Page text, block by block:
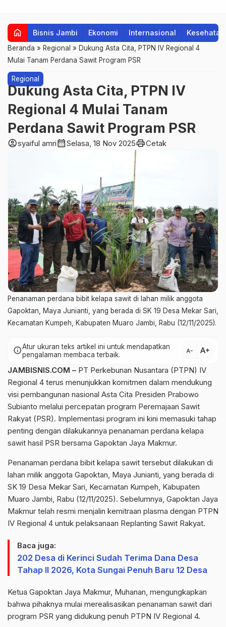
home Bisnis Jambi Ekonomi Internasional Kesehatan
Beranda » Regional » Dukung Asta Cita, PTPN IV Regional 4
Mulai Tanam Perdana Sawit Program PSR
Regional
Dukung Asta Cita, PTPN IV
Regional 4 Mulai Tanam
Perdana Sawit Program PSR
account_circlesyaiful amricalendar_monthSelasa, 18 Nov 2025printCetak
Penanaman perdana bibit kelapa sawit di lahan milik anggota
Gapoktan, Maya Junianti, yang berada di SK 19 Desa Mekar Sari,
Kecamatan Kumpeh, Kabupaten Muaro Jambi, Rabu (12/11/2025).
infoAtur ukuran teks artikel ini untuk mendapatkan
pengalaman membaca terbaik.
text_decrease text_increase
JAMBISNIS.COM – PT Perkebunan Nusantara (PTPN) IV
Regional 4 terus menunjukkan komitmen dalam mendukung
visi pembangunan nasional Asta Cita Presiden Prabowo
Subianto melalui percepatan program Peremajaan Sawit
Rakyat (PSR). Implementasi program ini kini memasuki tahap
penting dengan dilakukannya penanaman perdana kelapa
sawit hasil PSR bersama Gapoktan Jaya Makmur.
Penanaman perdana bibit kelapa sawit tersebut dilakukan di
lahan milik anggota Gapoktan, Maya Junianti, yang berada di
SK 19 Desa Mekar Sari, Kecamatan Kumpeh, Kabupaten
Muaro Jambi, Rabu (12/11/2025). Sebelumnya, Gapoktan Jaya
Makmur telah resmi menjalin kemitraan plasma dengan PTPN
IV Regional 4 untuk pelaksanaan Replanting Sawit Rakyat.
Baca juga:
202 Desa di Kerinci Sudah Terima Dana Desa
Tahap II 2026, Kota Sungai Penuh Baru 12 Desa
Ketua Gapoktan Jaya Makmur, Muhanan, mengungkapkan
bahwa pihaknya mulai merealisasikan penanaman sawit dari
program PSR yang didukung penuh PTPN IV Regional 4.